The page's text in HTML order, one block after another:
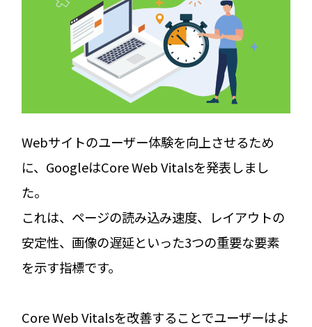
Webサイトのユーザー体験を向上させるため
に、GoogleはCore Web Vitalsを発表しまし
た。
これは、ページの読み込み速度、レイアウトの
安定性、画像の遅延といった3つの重要な要素
を示す指標です。
Core Web Vitalsを改善することでユーザーはよ